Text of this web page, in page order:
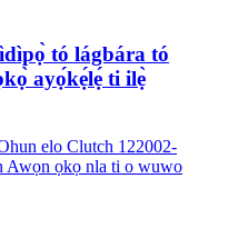
tó lágbára tó
ayọ́kẹ́lẹ́ ti ilẹ̀